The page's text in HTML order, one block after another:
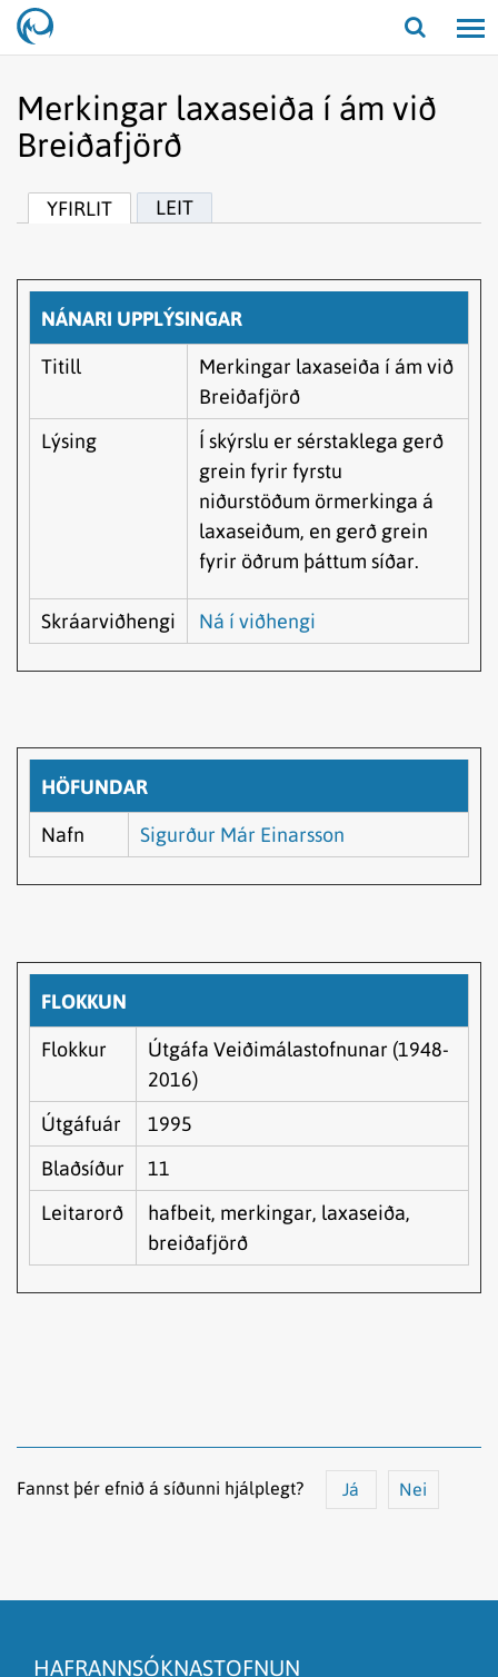
Opna/
Merkingar laxaseiða í ám við
Breiðafjörð
YFIRLIT LEIT
NÁNARI UPPLÝSINGAR
Titill
Merkingar laxaseiða í ám við
Breiðafjörð
Lýsing
Í skýrslu er sérstaklega gerð
grein fyrir fyrstu
niðurstöðum örmerkinga á
laxaseiðum, en gerð grein
fyrir öðrum þáttum síðar.
Skráarviðhengi Ná í viðhengi
HÖFUNDAR
Nafn Sigurður Már Einarsson
FLOKKUN
Flokkur
Útgáfa Veiðimálastofnunar (1948-
2016)
Útgáfuár
1995
Blaðsíður
11
Leitarorð
hafbeit, merkingar, laxaseiða,
breiðafjörð
Fannst þér efnið á síðunni hjálplegt? Já Nei
HAFRANNSÓKNASTOFNUN